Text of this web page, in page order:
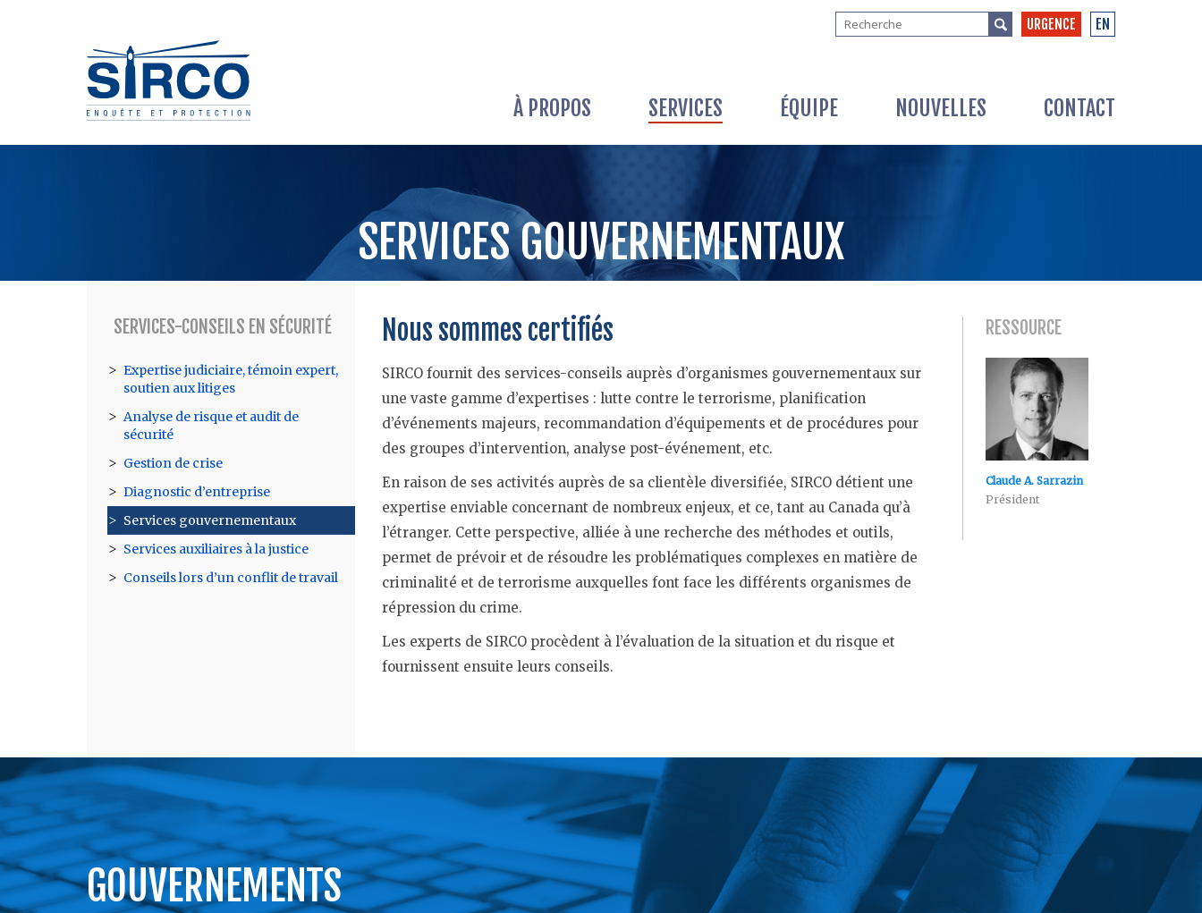
ÉQUIPE
NOUVELLES
CONTACT
URGENCE EN
À PROPOS SERVICES ÉQUIPE NOUVELLES CONTACT
SERVICES GOUVERNEMENTAUX
SERVICES-CONSEILS EN SÉCURITÉ
Expertise judiciaire, témoin expert,
soutien aux litiges
Analyse de risque et audit de
sécurité
Gestion de crise
Diagnostic d’entreprise
Services gouvernementaux
Services auxiliaires à la justice
Conseils lors d’un conflit de travail
Nous sommes certifiés
SIRCO fournit des services-conseils auprès d’organismes gouvernementaux sur
une vaste gamme d’expertises : lutte contre le terrorisme, planification
d’événements majeurs, recommandation d’équipements et de procédures pour
des groupes d’intervention, analyse post-événement, etc.
En raison de ses activités auprès de sa clientèle diversifiée, SIRCO détient une
expertise enviable concernant de nombreux enjeux, et ce, tant au Canada qu’à
l’étranger. Cette perspective, alliée à une recherche des méthodes et outils,
permet de prévoir et de résoudre les problématiques complexes en matière de
criminalité et de terrorisme auxquelles font face les différents organismes de
répression du crime.
Les experts de SIRCO procèdent à l’évaluation de la situation et du risque et
fournissent ensuite leurs conseils.
RESSOURCE
Claude A. Sarrazin
Président
GOUVERNEMENTS